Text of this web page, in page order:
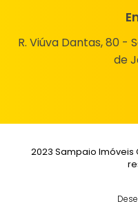
R. Viúva Dantas, 80 -
de
2023 Sampaio Imóveis